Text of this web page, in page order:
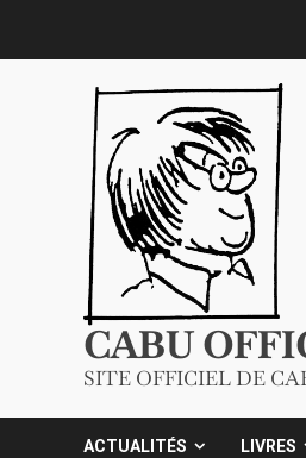
CABU
SITE OFFICIEL DE
ACTUALITÉS LIVRES